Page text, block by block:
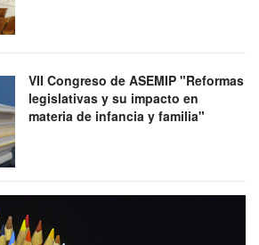
VII Congreso de ASEMIP "Reformas
legislativas y su impacto en
materia de infancia y familia"